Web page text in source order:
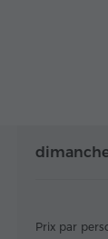
Prix par